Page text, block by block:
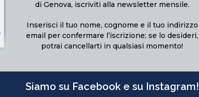
di Genova, iscriviti alla newsletter mensile.
Inserisci il tuo nome, cognome e il tuo indirizzo
email per confermare l’iscrizione; se lo desideri,
potrai cancellarti in qualsiasi momento!
Siamo su Facebook e su Instagram!